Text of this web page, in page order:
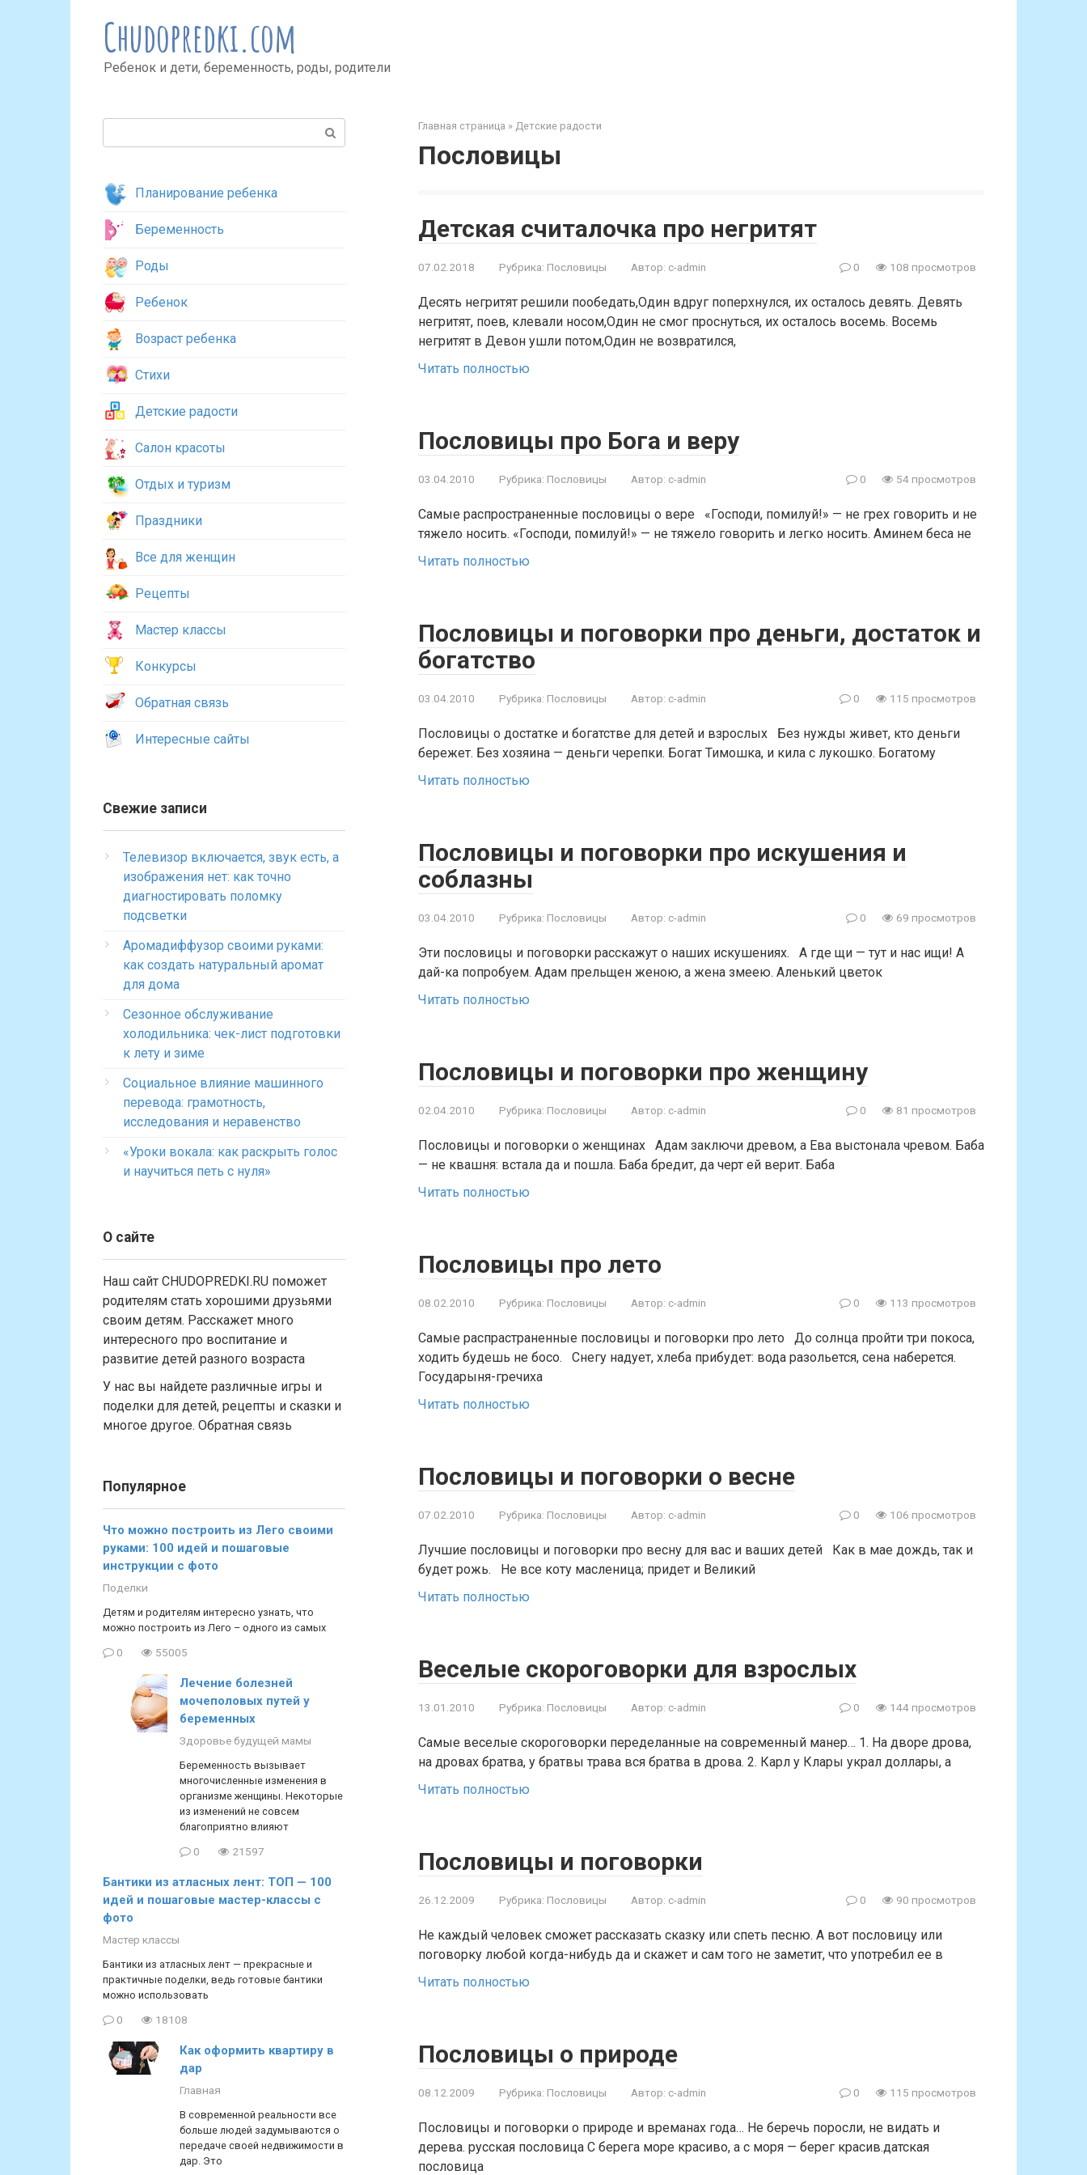
Chudopredki.com
Ребенок и дети, беременность, роды, родители
Главная страница » Детские радости
Пословицы
Детская считалочка про негритят
07.02.2018 Рубрика: Пословицы Автор: c-admin 0 108 просмотров
Десять негритят решили пообедать,Один вдруг поперхнулся, их осталось девять. Девять
негритят, поев, клевали носом,Один не смог проснуться, их осталось восемь. Восемь
негритят в Девон ушли потом,Один не возвратился,
Читать полностью
Пословицы про Бога и веру
03.04.2010 Рубрика: Пословицы Автор: c-admin 0 54 просмотров
Самые распространенные пословицы о вере «Господи, помилуй!» — не грех говорить и не
тяжело носить. «Господи, помилуй!» — не тяжело говорить и легко носить. Аминем беса не
Читать полностью
Пословицы и поговорки про деньги, достаток и
богатство
03.04.2010 Рубрика: Пословицы Автор: c-admin 0 115 просмотров
Пословицы о достатке и богатстве для детей и взрослых Без нужды живет, кто деньги
бережет. Без хозяина — деньги черепки. Богат Тимошка, и кила с лукошко. Богатому
Читать полностью
Пословицы и поговорки про искушения и
соблазны
03.04.2010 Рубрика: Пословицы Автор: c-admin 0 69 просмотров
Эти пословицы и поговорки расскажут о наших искушениях. А где щи — тут и нас ищи! А
дай-ка попробуем. Адам прельщен женою, а жена змеею. Аленький цветок
Читать полностью
Пословицы и поговорки про женщину
02.04.2010 Рубрика: Пословицы Автор: c-admin 0 81 просмотров
Пословицы и поговорки о женщинах Адам заключи древом, а Ева выстонала чревом. Баба
— не квашня: встала да и пошла. Баба бредит, да черт ей верит. Баба
Читать полностью
Пословицы про лето
08.02.2010 Рубрика: Пословицы Автор: c-admin 0 113 просмотров
Самые распрастраненные пословицы и поговорки про лето До солнца пройти три покоса,
ходить будешь не босо. Снегу надует, хлеба прибудет: вода разольется, сена наберется.
Государыня-гречиха
Читать полностью
Пословицы и поговорки о весне
07.02.2010 Рубрика: Пословицы Автор: c-admin 0 106 просмотров
Лучшие пословицы и поговорки про весну для вас и ваших детей Как в мае дождь, так и
будет рожь. Не все коту масленица; придет и Великий
Читать полностью
Веселые скороговорки для взрослых
13.01.2010 Рубрика: Пословицы Автор: c-admin 0 144 просмотров
Самые веселые скороговорки переделанные на современный манер… 1. На дворе дрова,
на дровах братва, у братвы трава вся братва в дрова. 2. Карл у Клары украл доллары, а
Читать полностью
Пословицы и поговорки
26.12.2009 Рубрика: Пословицы Автор: c-admin 0 90 просмотров
Не каждый человек сможет рассказать сказку или спеть песню. А вот пословицу или
поговорку любой когда-нибудь да и скажет и сам того не заметит, что употребил ее в
Читать полностью
Пословицы о природе
08.12.2009 Рубрика: Пословицы Автор: c-admin 0 115 просмотров
Пословицы и поговорки о природе и времанах года… Не беречь поросли, не видать и
дерева. русская пословица С берега море красиво, а с моря — берег красив.датская
пословица
Планирование ребенка
Беременность
Роды
Ребенок
Возраст ребенка
Стихи
Детские радости
Салон красоты
Отдых и туризм
Праздники
Все для женщин
Рецепты
Мастер классы
Конкурсы
Обратная связь
Интересные сайты
Свежие записи
Телевизор включается, звук есть, а
изображения нет: как точно
диагностировать поломку
подсветки
Аромадиффузор своими руками:
как создать натуральный аромат
для дома
Сезонное обслуживание
холодильника: чек-лист подготовки
к лету и зиме
Социальное влияние машинного
перевода: грамотность,
исследования и неравенство
«Уроки вокала: как раскрыть голос
и научиться петь с нуля»
О сайте
Наш сайт CHUDOPREDKI.RU поможет
родителям стать хорошими друзьями
своим детям. Расскажет много
интересного про воспитание и
развитие детей разного возраста
У нас вы найдете различные игры и
поделки для детей, рецепты и сказки и
многое другое. Обратная связь
Популярное
Что можно построить из Лего своими
руками: 100 идей и пошаговые
инструкции с фото
Поделки
Детям и родителям интересно узнать, что
можно построить из Лего – одного из самых
0 55005
Лечение болезней
мочеполовых путей у
беременных
Здоровье будущей мамы
Беременность вызывает
многочисленные изменения в
организме женщины. Некоторые
из изменений не совсем
благоприятно влияют
0 21597
Бантики из атласных лент: ТОП — 100
идей и пошаговые мастер-классы с
фото
Мастер классы
Бантики из атласных лент — прекрасные и
практичные поделки, ведь готовые бантики
можно использовать
0 18108
Как оформить квартиру в
дар
Главная
В современной реальности все
больше людей задумываются о
передаче своей недвижимости в
дар. Это